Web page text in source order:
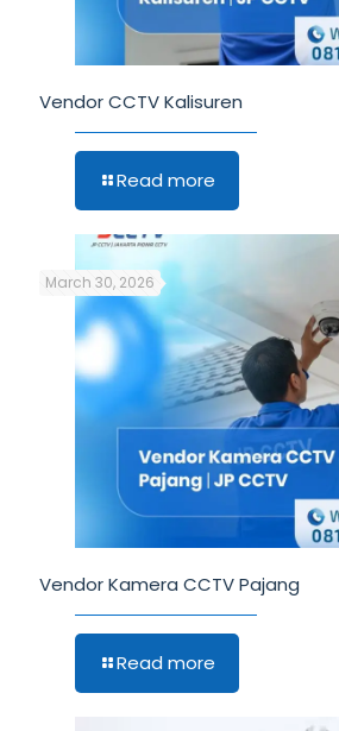
Vendor CCTV Kalisuren
Read more
March 30, 2026
Vendor Kamera CCTV Pajang
Read more